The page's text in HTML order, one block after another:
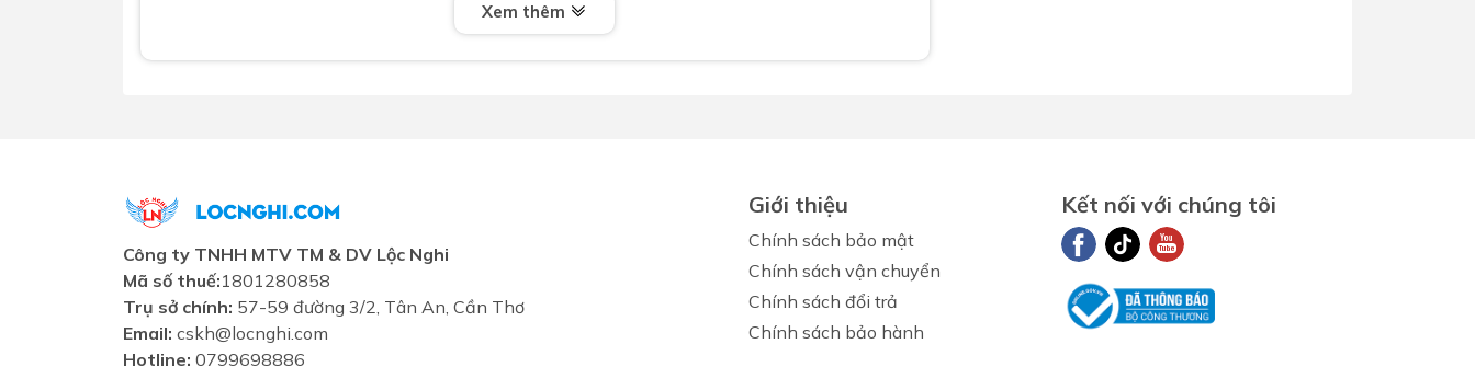
Showroom Lộc Nghi cam kết cung cấp các sản phẩm máy hút mùi Malloca chính hãng, đảm
bảo chất lượng với dịch vụ bảo hành chu đáo. Hãy liên hệ ngay với chúng tôi để được tư vấn
và sở hữu máy hút mùi Malloca SIGMA-K820T với mức giá ưu đãi nhất!
Xem thêm
Công ty TNHH MTV TM & DV Lộc Nghi
Mã số thuế:1801280858
Trụ sở chính: 57-59 đường 3/2, Tân An, Cần Thơ
Email: cskh@locnghi.com
Hotline: 0799698886
Giới thiệu
Chính sách bảo mật
Chính sách vận chuyển
Chính sách đổi trả
Chính sách bảo hành
Kết nối với chúng tôi